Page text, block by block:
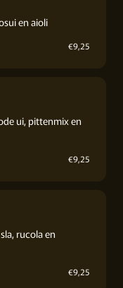
en aioli
€9,25
ui, pittenmix en
€9,25
rucola en
€9,25